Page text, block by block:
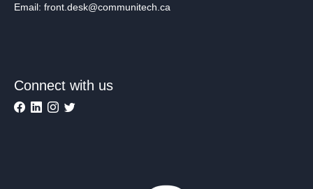
Email: front.desk@communitech.ca
Connect with us